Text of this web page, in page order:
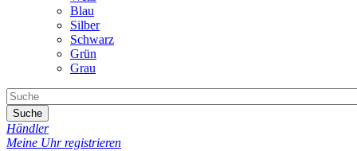
Blau
Silber
Schwarz
Grün
Grau
Suche
Händler
Meine Uhr registrieren